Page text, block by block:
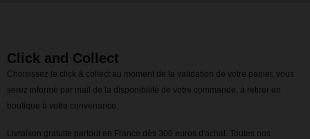
Click and Collect
Choisissez le click & collect au moment de la validation de votre panier, vous
serez informé par mail de la disponibilité de votre commande, à retirer en
boutique à votre convenance.
Livraison gratuite partout en France dès 300 euros d'achat. Toutes nos